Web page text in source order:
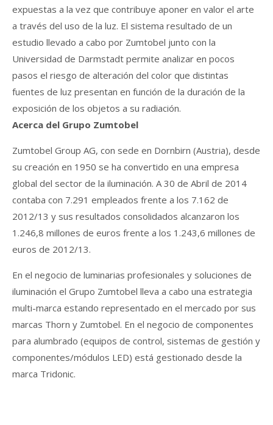
expuestas a la vez que contribuye aponer en valor el arte
a través del uso de la luz. El sistema resultado de un
estudio llevado a cabo por Zumtobel junto con la
Universidad de Darmstadt permite analizar en pocos
pasos el riesgo de alteración del color que distintas
fuentes de luz presentan en función de la duración de la
exposición de los objetos a su radiación.
Acerca del Grupo Zumtobel
Zumtobel Group AG, con sede en Dornbirn (Austria), desde
su creación en 1950 se ha convertido en una empresa
global del sector de la iluminación. A 30 de Abril de 2014
contaba con 7.291 empleados frente a los 7.162 de
2012/13 y sus resultados consolidados alcanzaron los
1.246,8 millones de euros frente a los 1.243,6 millones de
euros de 2012/13.
En el negocio de luminarias profesionales y soluciones de
iluminación el Grupo Zumtobel lleva a cabo una estrategia
multi-marca estando representado en el mercado por sus
marcas Thorn y Zumtobel. En el negocio de componentes
para alumbrado (equipos de control, sistemas de gestión y
componentes/módulos LED) está gestionado desde la
marca Tridonic.